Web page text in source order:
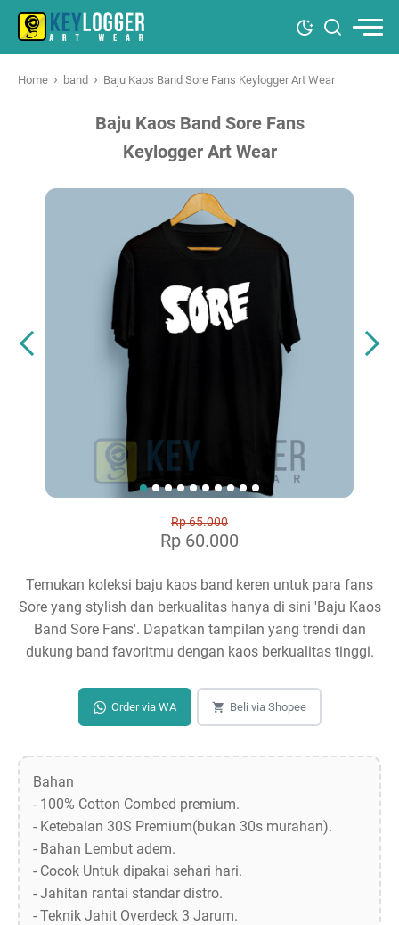
Home › band › Baju Kaos Band Sore Fans Keylogger Art Wear
Baju Kaos Band Sore Fans
Keylogger Art Wear
Rp 65.000
Rp 60.000
Temukan koleksi baju kaos band keren untuk para fans
Sore yang stylish dan berkualitas hanya di sini 'Baju Kaos
Band Sore Fans'. Dapatkan tampilan yang trendi dan
dukung band favoritmu dengan kaos berkualitas tinggi.
Order via WA Beli via Shopee
Bahan
- 100% Cotton Combed premium.
- Ketebalan 30S Premium(bukan 30s murahan).
- Bahan Lembut adem.
- Cocok Untuk dipakai sehari hari.
- Jahitan rantai standar distro.
- Teknik Jahit Overdeck 3 Jarum.